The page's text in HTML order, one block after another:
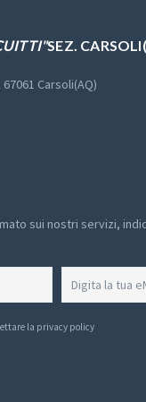
SEZ.
67061 Carsoli(AQ)
sui nostri servizi,
la privacy policy